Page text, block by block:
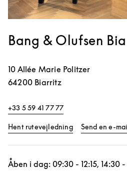
Bang & Olufsen
10 Allée Marie Politzer
64200 Biarritz
+33 5 59 41 77 77
Hent rutevejledningLink Opens in
Send en e-
Åben i dag: 09:30 - 12:15, 14:30 -